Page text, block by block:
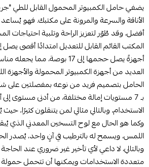
يضفي حامل الكمبيوتر المحمول القابل للطي
الأناقة والسرعة والمرونة على مكتبك. فهو
أفضل، وقد طُوّر لتعزيز الراحة وتلبية احتياجات
أجهزةً يصل حجمها إلى 17 بوصة،
العديد من أجهزة الكمبيوتر المحمولة والأجهزة
بـ 7 مستويات إمالة مختلفة، من أدنى مستوى
الاستخدام، وبالتالي مثالي لمن يتنقلون كثيرًا،
وكما هو الحال مع لوح التسخين المعدني الذي
اللمس، ويسمح له بالترطيب في آنٍ واحد، يُصدر
وبالتالي، لا داعي لأي تأخير غير ضروري عند الحاجة